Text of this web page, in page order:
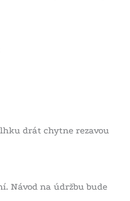
drát chytne rezavou
Návod na údržbu bude